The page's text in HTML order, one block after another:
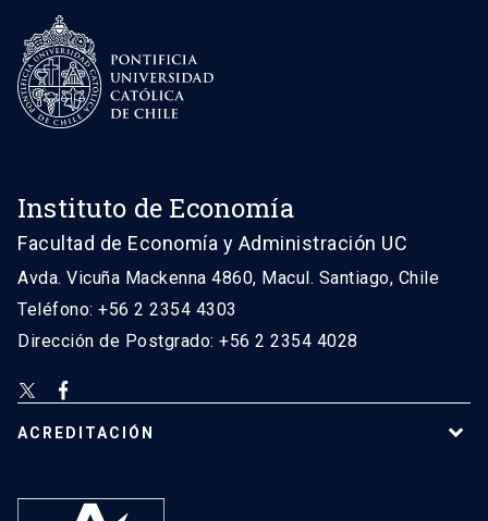
Instituto de Economía
Facultad de Economía y Administración UC
Avda. Vicuña Mackenna 4860, Macul. Santiago, Chile
Teléfono: +56 2 2354 4303
Dirección de Postgrado: +56 2 2354 4028
ACREDITACIÓN